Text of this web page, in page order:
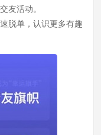
友活动。
脱单，认识更多有趣